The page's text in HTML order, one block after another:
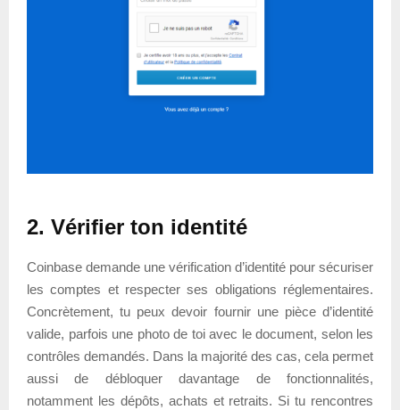
2. Vérifier ton identité
Coinbase demande une vérification d’identité pour sécuriser
les comptes et respecter ses obligations réglementaires.
Concrètement, tu peux devoir fournir une pièce d’identité
valide, parfois une photo de toi avec le document, selon les
contrôles demandés. Dans la majorité des cas, cela permet
aussi de débloquer davantage de fonctionnalités,
notamment les dépôts, achats et retraits. Si tu rencontres